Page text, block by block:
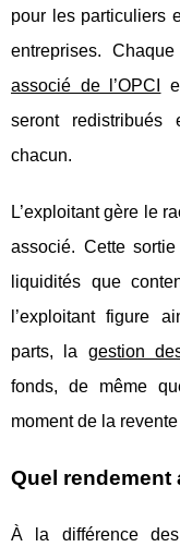
pour les particuliers
entreprises.
associé de l’OPCI
seront
chacun.
L’exploitant gère le
associé. Cette
liquidités que
l’exploitant figure
parts, la gestion
fonds, de même
moment de la
Quel rendement
À la différence